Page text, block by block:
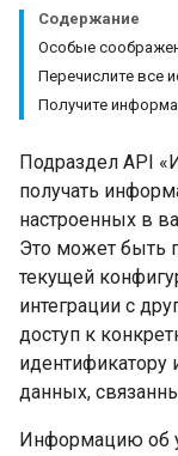
Содержание
Особые
Перечислите все
Получите
Подраздел API
получать
настроенных в
Это может быть
текущей
интеграции с
доступ к
идентификатору
данных,
Информацию об